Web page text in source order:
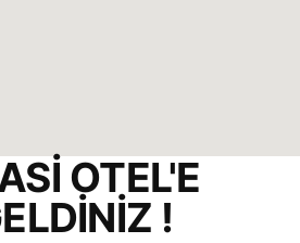
OTEL'E
!